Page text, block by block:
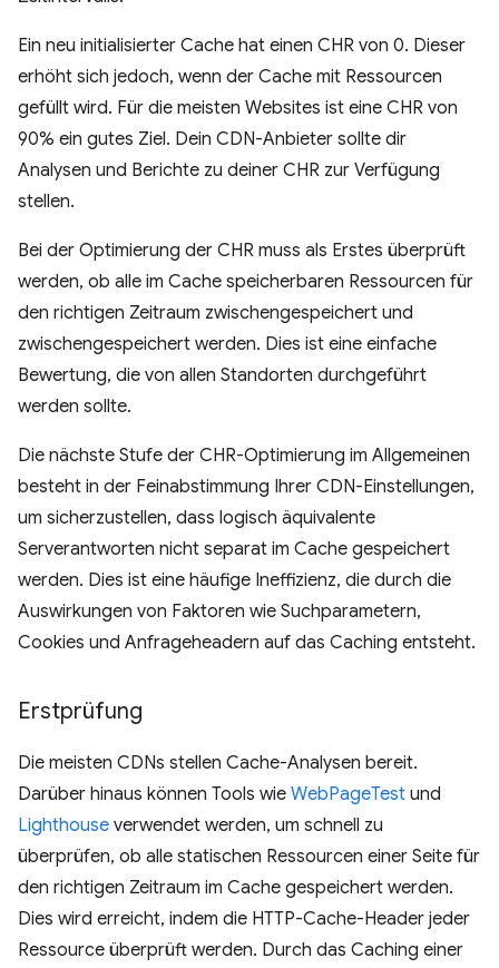
Ein neu initialisierter Cache hat einen CHR von 0. Dieser
erhöht sich jedoch, wenn der Cache mit Ressourcen
gefüllt wird. Für die meisten Websites ist eine CHR von
90% ein gutes Ziel. Dein CDN-Anbieter sollte dir
Analysen und Berichte zu deiner CHR zur Verfügung
stellen.
Bei der Optimierung der CHR muss als Erstes überprüft
werden, ob alle im Cache speicherbaren Ressourcen für
den richtigen Zeitraum zwischengespeichert und
zwischengespeichert werden. Dies ist eine einfache
Bewertung, die von allen Standorten durchgeführt
werden sollte.
Die nächste Stufe der CHR-Optimierung im Allgemeinen
besteht in der Feinabstimmung Ihrer CDN-Einstellungen,
um sicherzustellen, dass logisch äquivalente
Serverantworten nicht separat im Cache gespeichert
werden. Dies ist eine häufige Ineffizienz, die durch die
Auswirkungen von Faktoren wie Suchparametern,
Cookies und Anfrageheadern auf das Caching entsteht.
Erstprüfung
Die meisten CDNs stellen Cache-Analysen bereit.
Darüber hinaus können Tools wie WebPageTest und
Lighthouse verwendet werden, um schnell zu
überprüfen, ob alle statischen Ressourcen einer Seite für
den richtigen Zeitraum im Cache gespeichert werden.
Dies wird erreicht, indem die HTTP-Cache-Header jeder
Ressource überprüft werden. Durch das Caching einer